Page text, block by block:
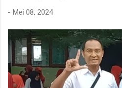
- Mei 08, 2024